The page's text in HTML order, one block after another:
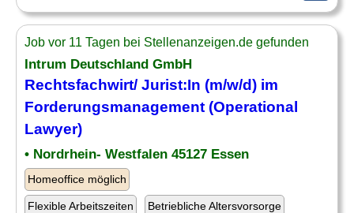
Job vor 11 Tagen bei Stellenanzeigen.de gefunden
Intrum Deutschland GmbH
Rechtsfachwirt/ Jurist:In (m/w/d) im
Forderungsmanagement (Operational
Lawyer)
• Nordrhein- Westfalen 45127 Essen
Homeoffice möglich
Flexible Arbeitszeiten Betriebliche Altersvorsorge